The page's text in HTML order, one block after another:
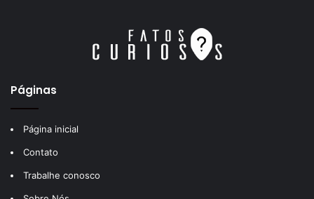
Páginas
Página inicial
Contato
Trabalhe conosco